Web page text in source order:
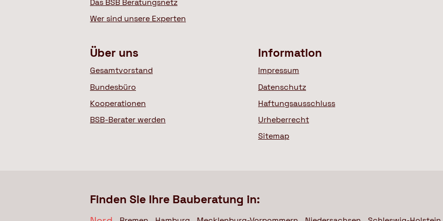
Das BSB Beratungsnetz
Wer sind unsere Experten
Über uns
Gesamtvorstand
Bundesbüro
Kooperationen
BSB-Berater werden
Information
Impressum
Datenschutz
Haftungsausschluss
Urheberrecht
Sitemap
Finden Sie Ihre Bauberatung in: